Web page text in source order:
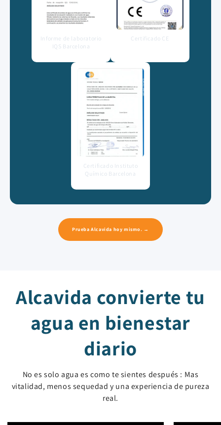
Informe de laboratorio
IQS Barcelona
Certificado CE
Certificado Instituto
Químico Barcelona
Prueba Alcavida hoy mismo. →
Alcavida convierte tu
agua en bienestar
diario
No es solo agua es como te sientes después : Mas
vitalidad, menos sequedad y una experiencia de pureza
real.